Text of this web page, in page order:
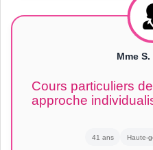
Mme
Cours particuliers
approche
41 ans Haute-